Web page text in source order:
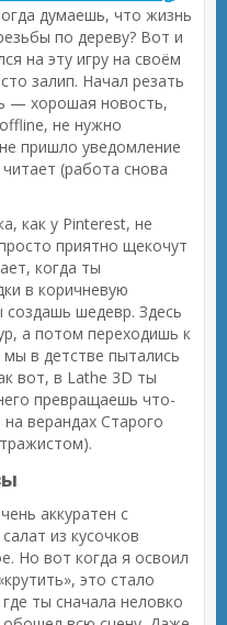
думаешь, что жизнь
по дереву? Вот и
на эту игру на своём
залип. Начал резать
— хорошая новость,
не нужно
пришло уведомление
(работа снова
как у Pinterest, не
приятно щекочут
когда ты
в коричневую
шедевр. Здесь
а потом переходишь к
в детстве пытались
вот, в Lathe 3D ты
превращаешь что-
верандах Старого
аккуратен с
из кусочков
Но вот когда я освоил
это стало
ты сначала неловко